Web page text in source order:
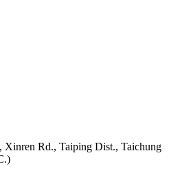
Xinren Rd., Taiping Dist., Taichung